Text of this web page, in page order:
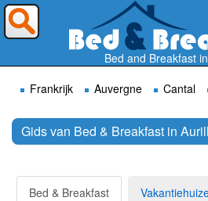
Bed and Breakfast
Frankrijk
Auvergne Cantal
Gids van Bed & Breakfast in
Bed & Breakfast
Waar wilt U heen ?
Zoek